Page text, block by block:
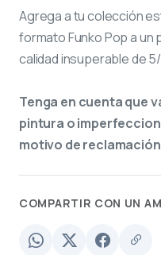
Agrega a tu colección
formato Funko Pop a un
calidad insuperable de 5/
Tenga en cuenta que
pintura o
motivo de
COMPARTIR CON UN